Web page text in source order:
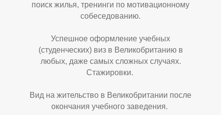
поиск жилья, тренинги по мотивационному
собеседованию.
Успешное оформление учебных
(студенческих) виз в Великобританию в
любых, даже самых сложных случаях.
Стажировки.
Вид на жительство в Великобритании после
окончания учебного заведения.